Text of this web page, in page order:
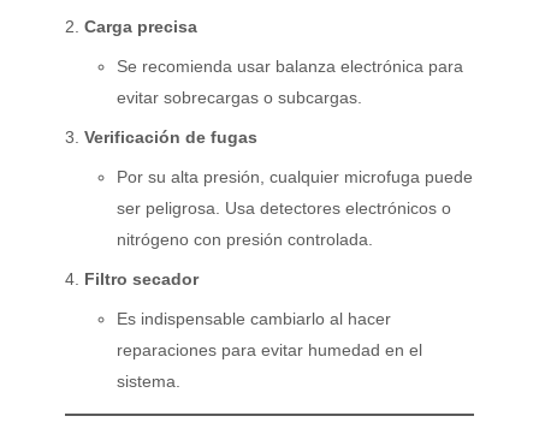
Carga precisa
Se recomienda usar balanza electrónica para
evitar sobrecargas o subcargas.
Verificación de fugas
Por su alta presión, cualquier microfuga puede
ser peligrosa. Usa detectores electrónicos o
nitrógeno con presión controlada.
Filtro secador
Es indispensable cambiarlo al hacer
reparaciones para evitar humedad en el
sistema.